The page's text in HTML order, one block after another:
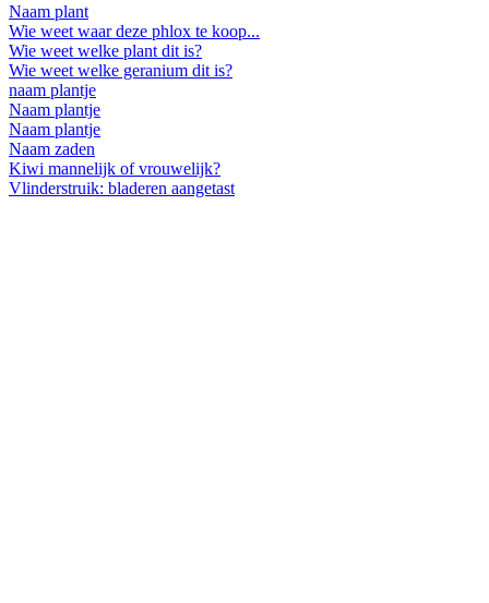
Naam plant
Wie weet waar deze phlox te koop...
Wie weet welke plant dit is?
Wie weet welke geranium dit is?
naam plantje
Naam plantje
Naam plantje
Naam zaden
Kiwi mannelijk of vrouwelijk?
Vlinderstruik: bladeren aangetast